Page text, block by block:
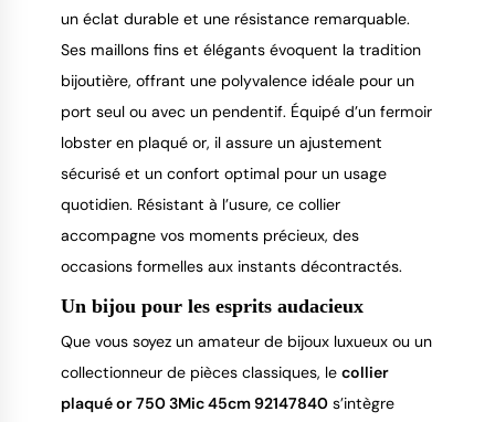
un éclat durable et une résistance remarquable.
Ses maillons fins et élégants évoquent la tradition
bijoutière, offrant une polyvalence idéale pour un
port seul ou avec un pendentif. Équipé d’un fermoir
lobster en plaqué or, il assure un ajustement
sécurisé et un confort optimal pour un usage
quotidien. Résistant à l’usure, ce collier
accompagne vos moments précieux, des
occasions formelles aux instants décontractés.
Un bijou pour les esprits audacieux
Que vous soyez un amateur de bijoux luxueux ou un
collectionneur de pièces classiques, le collier
plaqué or 750 3Mic 45cm 92147840 s’intègre